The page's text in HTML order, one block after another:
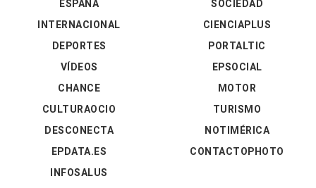
ESPAÑA
INTERNACIONAL
DEPORTES
VÍDEOS
SOCIEDAD
CIENCIAPLUS
PORTALTIC
EPSOCIAL
CHANCE
CULTURAOCIO
DESCONECTA
EPDATA.ES
INFOSALUS
MOTOR
TURISMO
NOTIMÉRICA
CONTACTOPHOTO